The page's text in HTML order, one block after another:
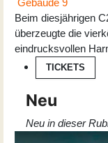
Gebäude 9
Beim diesjährigen
überzeugte die
eindrucksvollen
TICKETS
Neu
Neu in dieser